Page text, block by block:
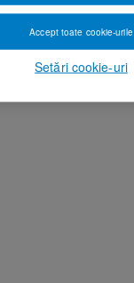
Setări cookie-uri
Accept toate cookie-urile